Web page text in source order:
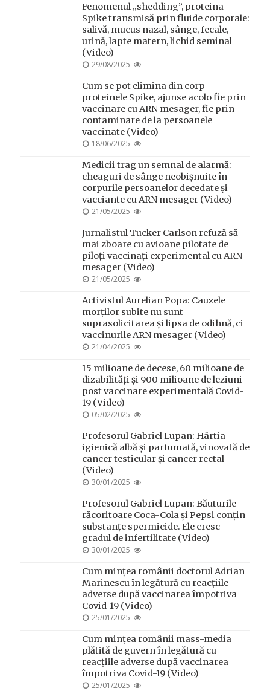
Fenomenul „shedding”, proteina
Spike transmisă prin fluide corporale:
salivă, mucus nazal, sânge, fecale,
urină, lapte matern, lichid seminal
(Video)
POSTED
29/08/2025
Cum se pot elimina din corp
proteinele Spike, ajunse acolo fie prin
vaccinare cu ARN mesager, fie prin
contaminare de la persoanele
vaccinate (Video)
POSTED
18/06/2025
Medicii trag un semnal de alarmă:
cheaguri de sânge neobișnuite în
corpurile persoanelor decedate și
vacciante cu ARN mesager (Video)
POSTED
21/05/2025
Jurnalistul Tucker Carlson refuză să
mai zboare cu avioane pilotate de
piloți vaccinați experimental cu ARN
mesager (Video)
POSTED
21/05/2025
Activistul Aurelian Popa: Cauzele
morților subite nu sunt
suprasolicitarea și lipsa de odihnă, ci
vaccinurile ARN mesager (Video)
POSTED
21/04/2025
15 milioane de decese, 60 milioane de
dizabilități și 900 milioane de leziuni
post vaccinare experimentală Covid-
19 (Video)
POSTED
05/02/2025
Profesorul Gabriel Lupan: Hârtia
igienică albă și parfumată, vinovată de
cancer testicular și cancer rectal
(Video)
POSTED
30/01/2025
Profesorul Gabriel Lupan: Băuturile
răcoritoare Coca-Cola și Pepsi conțin
substanțe spermicide. Ele cresc
gradul de infertilitate (Video)
POSTED
30/01/2025
Cum mințea românii doctorul Adrian
Marinescu în legătură cu reacțiile
adverse după vaccinarea împotriva
Covid-19 (Video)
POSTED
25/01/2025
Cum mințea românii mass-media
plătită de guvern în legătură cu
reacțiile adverse după vaccinarea
împotriva Covid-19 (Video)
POSTED
25/01/2025